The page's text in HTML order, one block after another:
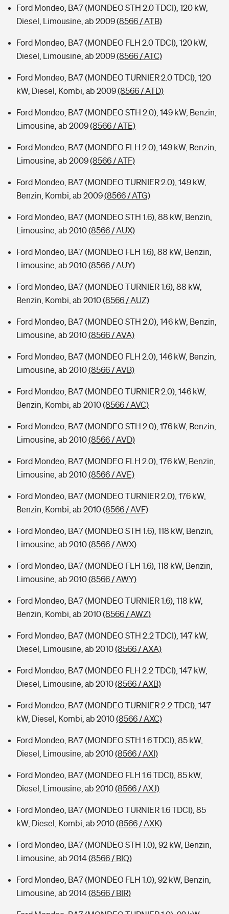
Ford Mondeo, BA7 (MONDEO STH 2.0 TDCI), 120 kW,
Diesel, Limousine, ab 2009(8566 / ATB)
Ford Mondeo, BA7 (MONDEO FLH 2.0 TDCI), 120 kW,
Diesel, Limousine, ab 2009(8566 / ATC)
Ford Mondeo, BA7 (MONDEO TURNIER 2.0 TDCI), 120
kW, Diesel, Kombi, ab 2009(8566 / ATD)
Ford Mondeo, BA7 (MONDEO STH 2.0), 149 kW, Benzin,
Limousine, ab 2009(8566 / ATE)
Ford Mondeo, BA7 (MONDEO FLH 2.0), 149 kW, Benzin,
Limousine, ab 2009(8566 / ATF)
Ford Mondeo, BA7 (MONDEO TURNIER 2.0), 149 kW,
Benzin, Kombi, ab 2009(8566 / ATG)
Ford Mondeo, BA7 (MONDEO STH 1.6), 88 kW, Benzin,
Limousine, ab 2010(8566 / AUX)
Ford Mondeo, BA7 (MONDEO FLH 1.6), 88 kW, Benzin,
Limousine, ab 2010(8566 / AUY)
Ford Mondeo, BA7 (MONDEO TURNIER 1.6), 88 kW,
Benzin, Kombi, ab 2010(8566 / AUZ)
Ford Mondeo, BA7 (MONDEO STH 2.0), 146 kW, Benzin,
Limousine, ab 2010(8566 / AVA)
Ford Mondeo, BA7 (MONDEO FLH 2.0), 146 kW, Benzin,
Limousine, ab 2010(8566 / AVB)
Ford Mondeo, BA7 (MONDEO TURNIER 2.0), 146 kW,
Benzin, Kombi, ab 2010(8566 / AVC)
Ford Mondeo, BA7 (MONDEO STH 2.0), 176 kW, Benzin,
Limousine, ab 2010(8566 / AVD)
Ford Mondeo, BA7 (MONDEO FLH 2.0), 176 kW, Benzin,
Limousine, ab 2010(8566 / AVE)
Ford Mondeo, BA7 (MONDEO TURNIER 2.0), 176 kW,
Benzin, Kombi, ab 2010(8566 / AVF)
Ford Mondeo, BA7 (MONDEO STH 1.6), 118 kW, Benzin,
Limousine, ab 2010(8566 / AWX)
Ford Mondeo, BA7 (MONDEO FLH 1.6), 118 kW, Benzin,
Limousine, ab 2010(8566 / AWY)
Ford Mondeo, BA7 (MONDEO TURNIER 1.6), 118 kW,
Benzin, Kombi, ab 2010(8566 / AWZ)
Ford Mondeo, BA7 (MONDEO STH 2.2 TDCI), 147 kW,
Diesel, Limousine, ab 2010(8566 / AXA)
Ford Mondeo, BA7 (MONDEO FLH 2.2 TDCI), 147 kW,
Diesel, Limousine, ab 2010(8566 / AXB)
Ford Mondeo, BA7 (MONDEO TURNIER 2.2 TDCI), 147
kW, Diesel, Kombi, ab 2010(8566 / AXC)
Ford Mondeo, BA7 (MONDEO STH 1.6 TDCI), 85 kW,
Diesel, Limousine, ab 2010(8566 / AXI)
Ford Mondeo, BA7 (MONDEO FLH 1.6 TDCI), 85 kW,
Diesel, Limousine, ab 2010(8566 / AXJ)
Ford Mondeo, BA7 (MONDEO TURNIER 1.6 TDCI), 85
kW, Diesel, Kombi, ab 2010(8566 / AXK)
Ford Mondeo, BA7 (MONDEO STH 1.0), 92 kW, Benzin,
Limousine, ab 2014(8566 / BIQ)
Ford Mondeo, BA7 (MONDEO FLH 1.0), 92 kW, Benzin,
Limousine, ab 2014(8566 / BIR)